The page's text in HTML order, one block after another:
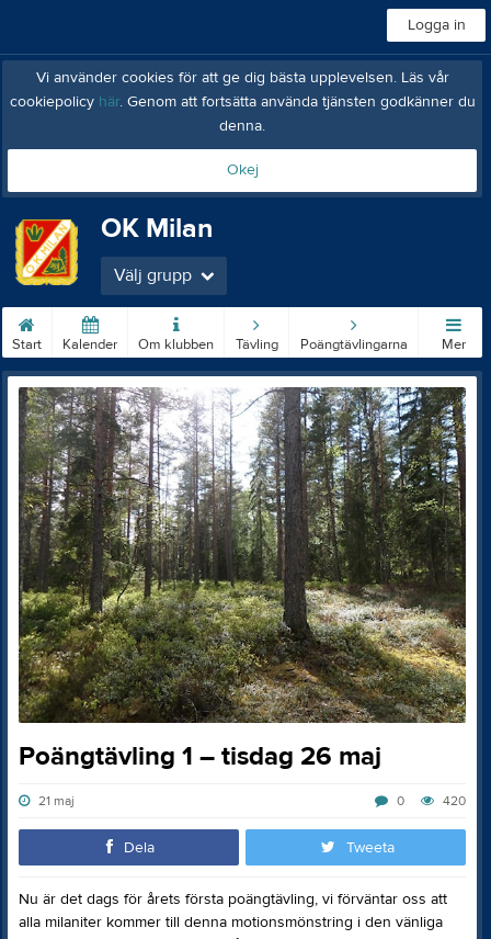
Logga in
Vi använder cookies för att ge dig bästa upplevelsen. Läs vår
cookiepolicy här. Genom att fortsätta använda tjänsten godkänner du
denna.
Okej
OK Milan
Välj grupp
Start Kalender Om klubben Tävling Poängtävlingarna Mer
Poängtävling 1 – tisdag 26 maj
21 maj 420
0
Dela Tweeta
Nu är det dags för årets första poängtävling, vi förväntar oss att
alla milaniter kommer till denna motionsmönstring i den vänliga